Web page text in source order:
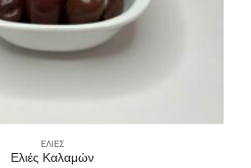
ΕΛΙΈΣ
Ελιές Καλαμών